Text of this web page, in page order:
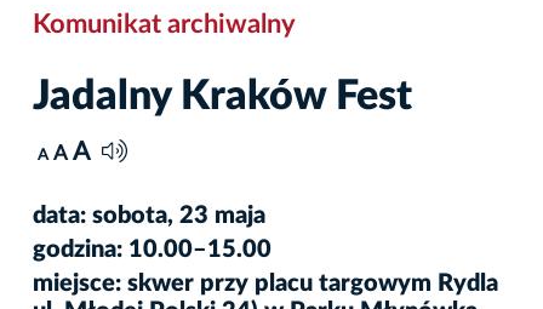
Komunikat archiwalny
Jadalny Kraków Fest
A A A
data: sobota, 23 maja
godzina: 10.00–15.00
miejsce: skwer przy placu targowym Rydla